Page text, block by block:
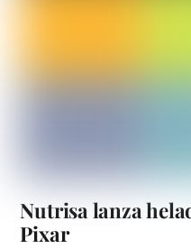
Nutrisa lanza
Pixar